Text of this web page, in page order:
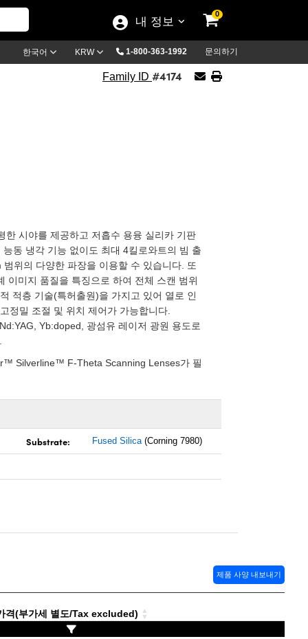
내 정보
0
한국어 KRW 1-800-363-1992 문의하기
Family ID #4174
시야를 제공하고 저흡수 용융 실리카 기판
동 냉각 기능 없이도 최대 4킬로와트의 빔 출
위의 다양한 파장을 이용할 수 있습니다. 또
이미지 품질을 특징으로 하여 전체 스캔 범위
적층 기술(특허출원)을 가지고 있어 열로 인
정밀 조절 및 위치 제어가 가능합니다.
Yb:doped, 광섬유 레이저 광원 용도로
Silverline™ F-Theta Scanning Lenses가 필
Substrate: Fused Silica(Corning 7980)
제품 사양 내보내기
격(부가세 별도/Tax excluded)